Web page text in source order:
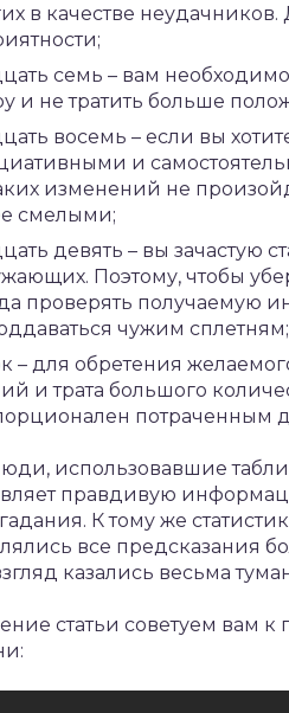
в качестве
семь – вам
и не тратить больше
восемь – если вы
и
изменений не
смелыми;
девять – вы зачастую
Поэтому, чтобы
проверять получаемую
чужим сплетням;
– для обретения
и трата большого
потраченным
использовавшие
правдивую
К тому же
все предсказания
казались весьма
статьи советуем вам